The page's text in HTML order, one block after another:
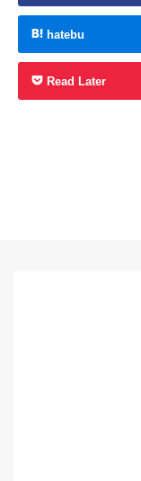
hatebu
Read Later